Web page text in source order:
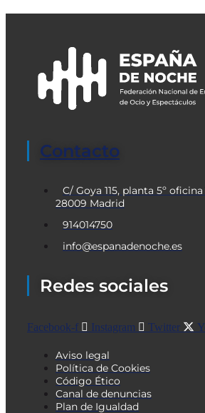
Contacto
C/ Goya 115, planta 5º oficina
28009 Madrid
914014750
info@espanadenoche.es
Redes sociales
Facebook-f Instagram Twitter
Aviso legal
Política de Cookies
Código Ético
Canal de denuncias
Plan de Igualdad